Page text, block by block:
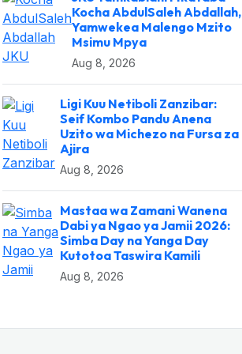
Kocha AbdulSaleh Abdallah,
Yamwekea Malengo Mzito
Msimu Mpya
Aug 8, 2026
Ligi Kuu Netiboli Zanzibar:
Seif Kombo Pandu Anena
Uzito wa Michezo na Fursa za
Ajira
Aug 8, 2026
Mastaa wa Zamani Wanena
Dabi ya Ngao ya Jamii 2026:
Simba Day na Yanga Day
Kutotoa Taswira Kamili
Aug 8, 2026